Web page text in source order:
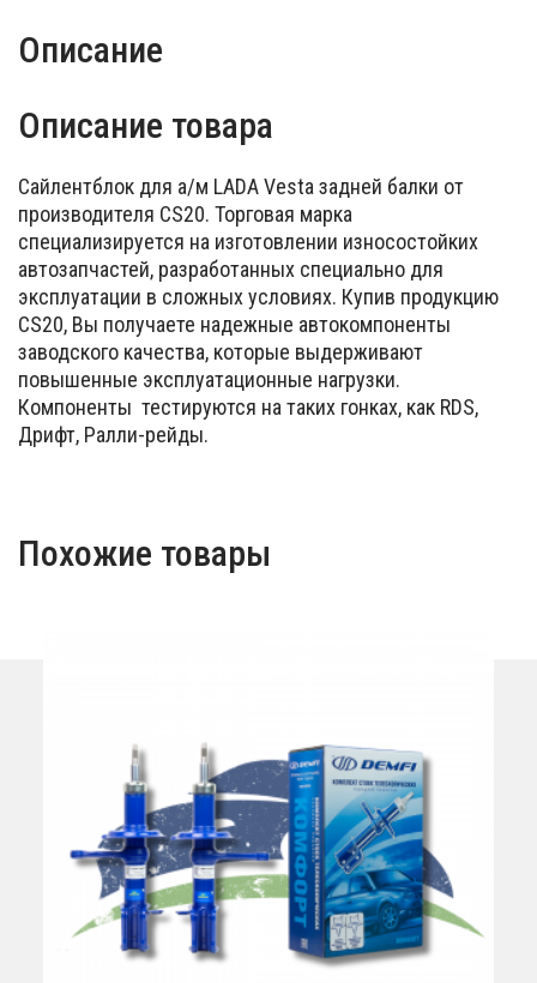
Описание
Описание товара
Сайлентблок для а/м LADA Vesta задней балки от
производителя CS20. Торговая марка
специализируется на изготовлении износостойких
автозапчастей, разработанных специально для
эксплуатации в сложных условиях. Купив продукцию
CS20, Вы получаете надежные автокомпоненты
заводского качества, которые выдерживают
повышенные эксплуатационные нагрузки.
Компоненты тестируются на таких гонках, как RDS,
Дрифт, Ралли-рейды.
Похожие товары